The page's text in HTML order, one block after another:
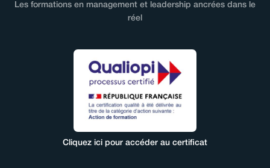
Les formations en management et leadership ancrées dans le
réel
Cliquez ici pour accéder au certificat